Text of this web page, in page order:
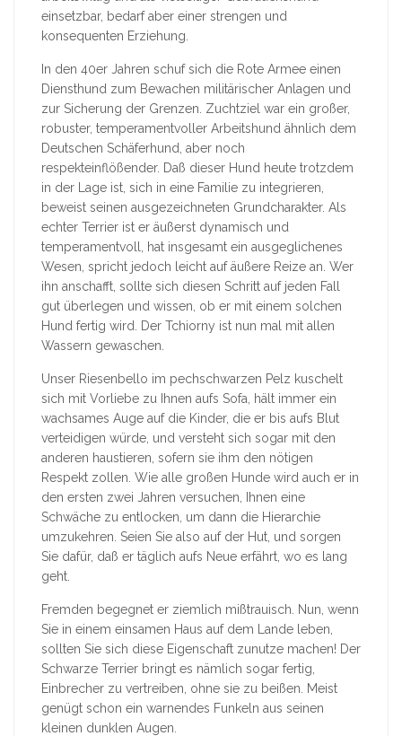
einsetzbar, bedarf aber einer strengen und
konsequenten Erziehung.
In den 40er Jahren schuf sich die Rote Armee einen
Diensthund zum Bewachen militärischer Anlagen und
zur Sicherung der Grenzen. Zuchtziel war ein großer,
robuster, temperamentvoller Arbeitshund ähnlich dem
Deutschen Schäferhund, aber noch
respekteinflößender. Daß dieser Hund heute trotzdem
in der Lage ist, sich in eine Familie zu integrieren,
beweist seinen ausgezeichneten Grundcharakter. Als
echter Terrier ist er äußerst dynamisch und
temperamentvoll, hat insgesamt ein ausgeglichenes
Wesen, spricht jedoch leicht auf äußere Reize an. Wer
ihn anschafft, sollte sich diesen Schritt auf jeden Fall
gut überlegen und wissen, ob er mit einem solchen
Hund fertig wird. Der Tchiorny ist nun mal mit allen
Wassern gewaschen.
Unser Riesenbello im pechschwarzen Pelz kuschelt
sich mit Vorliebe zu Ihnen aufs Sofa, hält immer ein
wachsames Auge auf die Kinder, die er bis aufs Blut
verteidigen würde, und versteht sich sogar mit den
anderen haustieren, sofern sie ihm den nötigen
Respekt zollen. Wie alle großen Hunde wird auch er in
den ersten zwei Jahren versuchen, Ihnen eine
Schwäche zu entlocken, um dann die Hierarchie
umzukehren. Seien Sie also auf der Hut, und sorgen
Sie dafür, daß er täglich aufs Neue erfährt, wo es lang
geht.
Fremden begegnet er ziemlich mißtrauisch. Nun, wenn
Sie in einem einsamen Haus auf dem Lande leben,
sollten Sie sich diese Eigenschaft zunutze machen! Der
Schwarze Terrier bringt es nämlich sogar fertig,
Einbrecher zu vertreiben, ohne sie zu beißen. Meist
genügt schon ein warnendes Funkeln aus seinen
kleinen dunklen Augen.